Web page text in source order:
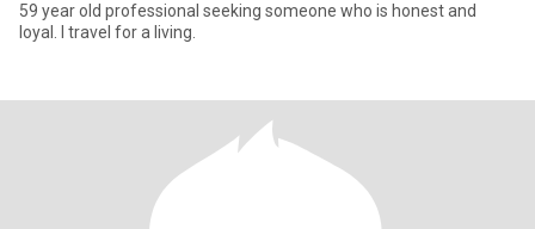
59 year old professional seeking someone who is honest and
loyal. I travel for a living.